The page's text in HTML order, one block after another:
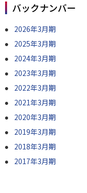
バックナンバー
2026年3月期
2025年3月期
2024年3月期
2023年3月期
2022年3月期
2021年3月期
2020年3月期
2019年3月期
2018年3月期
2017年3月期